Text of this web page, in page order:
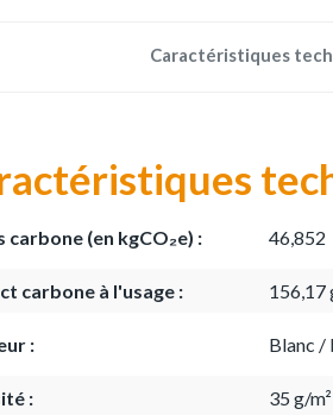
Caractéristiques
carbone (en kgCO₂e) : 46,852
carbone à l'usage : 156,17
: Blanc /
: 35 g/m²